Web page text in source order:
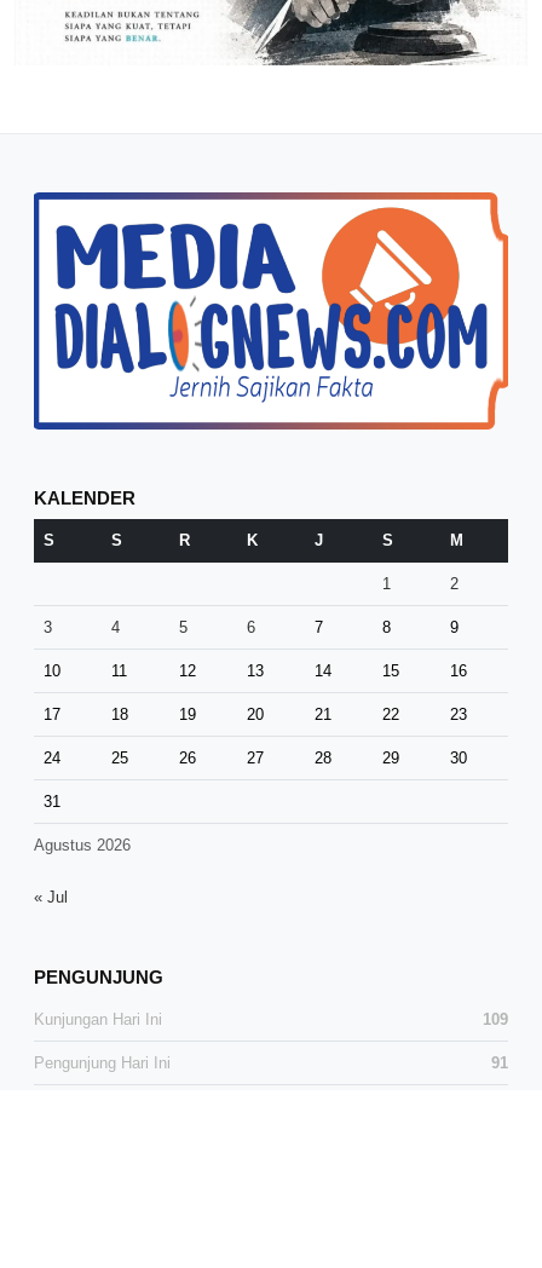
KALENDER
Agustus 2026
S S R K J S M
1 2
3 4 5 6 7 8 9
10 11 12 13 14 15 16
17 18 19 20 21 22 23
24 25 26 27 28 29 30
31
« Jul
PENGUNJUNG
Kunjungan Hari Ini 109
Pengunjung Hari Ini 91